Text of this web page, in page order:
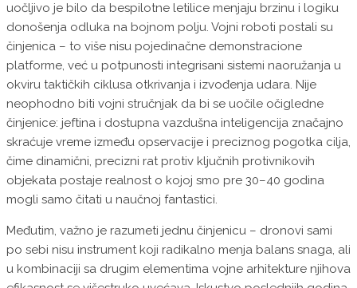
uočljivo je bilo da bespilotne letilice menjaju brzinu i logiku
donošenja odluka na bojnom polju. Vojni roboti postali su
činjenica – to više nisu pojedinačne demonstracione
platforme, već u potpunosti integrisani sistemi naoružanja u
okviru taktičkih ciklusa otkrivanja i izvođenja udara. Nije
neophodno biti vojni stručnjak da bi se uočile očigledne
činjenice: jeftina i dostupna vazdušna inteligencija značajno
skraćuje vreme između opservacije i preciznog pogotka cilja,
čime dinamični, precizni rat protiv ključnih protivnikovih
objekata postaje realnost o kojoj smo pre 30–40 godina
mogli samo čitati u naučnoj fantastici.
Međutim, važno je razumeti jednu činjenicu – dronovi sami
po sebi nisu instrument koji radikalno menja balans snaga, ali
u kombinaciji sa drugim elementima vojne arhitekture njihova